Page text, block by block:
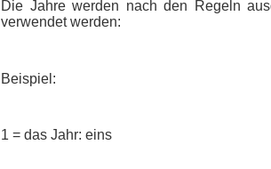
Die Jahre werden nach den Regeln
verwendet werden:
Beispiel:
1 = das Jahr: eins